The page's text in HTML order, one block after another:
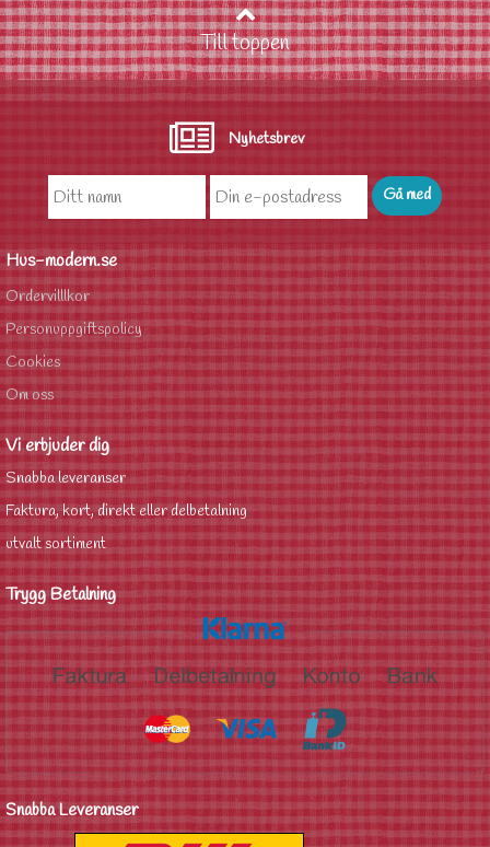
Till toppen
Nyhetsbrev
Hus-modern.se
Ordervilllkor
Personuppgiftspolicy
Cookies
Om oss
Vi erbjuder dig
Snabba leveranser
Faktura, kort, direkt eller delbetalning
utvalt sortiment
Trygg Betalning
Snabba Leveranser